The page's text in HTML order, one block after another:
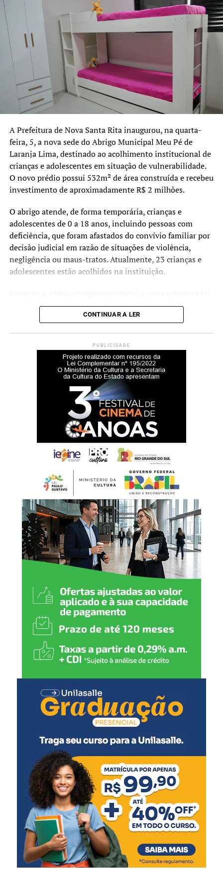
Segundo os dados informados pelo coletivo, o Rio
Grande do Sul registra atualmente 43 casos de
feminicídio. A proposta dos Bancos Vermelhos é
contribuir para a sensibilização da população e reforçar o
debate sobre a prevenção da violência contra as
mulheres.
A Prefeitura de Nova Santa Rita inaugurou, na quarta-
feira, 5, a nova sede do Abrigo Municipal Meu Pé de
Laranja Lima, destinado ao acolhimento institucional de
crianças e adolescentes em situação de vulnerabilidade.
O novo prédio possui 532m² de área construída e recebeu
investimento de aproximadamente R$ 2 milhões.
O abrigo atende, de forma temporária, crianças e
adolescentes de 0 a 18 anos, incluindo pessoas com
deficiência, que foram afastados do convívio familiar por
decisão judicial em razão de situações de violência,
negligência ou maus-tratos. Atualmente, 23 crianças e
adolescentes estão acolhidos na instituição.
planejada para oferecer ambientes mais amplos,
acessíveis e adequados às necessidades dos acolhidos e
Durante a cerimônia de inauguração, o prefeito Rodrigo
Battistella afirmou que a entrega da nova sede representa
um reforço na estrutura da rede de proteção à infância e à
“Hoje entregamos muito
mais do que um prédio.
Estamos oferecendo um
espaço preparado para
acolher nossas crianças e
adolescentes com
dignidade, respeito e
segurança. Cada ambiente
foi pensado para
proporcionar conforto e
contribuir para um
atendimento cada vez mais
humanizado, fortalecendo a
rede de proteção de Nova
Santa Rita”, declarou.
Solange Lewandoski Laubine, destacou que a nova sede
oferece melhores condições para o atendimento e para o
trabalho das equipes responsáveis pelo acolhimento.
“O acolhimento
institucional exige uma
estrutura adequada e um
ambiente que transmita
cuidado e segurança. Este
novo espaço amplia nossa
capacidade de atendimento
e garante mais qualidade
de vida às crianças e
CONTINUAR A LER
PUBLICIDADE